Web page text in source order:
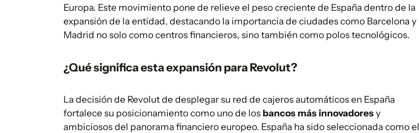
Europa. Este movimiento pone de relieve el peso creciente de España dentro de la
expansión de la entidad, destacando la importancia de ciudades como Barcelona y
Madrid no solo como centros financieros, sino también como polos tecnológicos.
¿Qué significa esta expansión para Revolut?
La decisión de Revolut de desplegar su red de cajeros automáticos en España
fortalece su posicionamiento como uno de los bancos más innovadoresy
ambiciosos del panorama financiero europeo. España ha sido seleccionada como el